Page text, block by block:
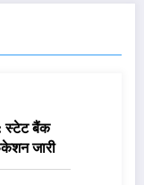
स्टेट बैंक
जारी